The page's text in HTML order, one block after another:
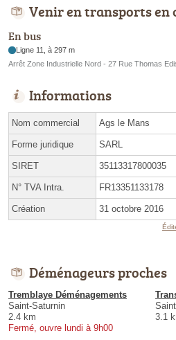
Venir en transports en
En bus
Ligne 11, à 297 m
Arrêt Zone Industrielle Nord - 27 Rue Thomas
Informations
Nom commercial Ags le Mans
Forme juridique SARL
SIRET 35113317800035
N° TVA Intra. FR13351133178
Création 31 octobre 2016
Déménageurs proches
Tremblaye Déménagements
Saint-Saturnin
2.4 km
Fermé, ouvre lundi à 9h00
3.1